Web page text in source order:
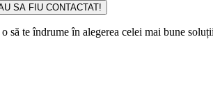
SA FIU CONTACTAT!
să te îndrume în alegerea celei mai bune